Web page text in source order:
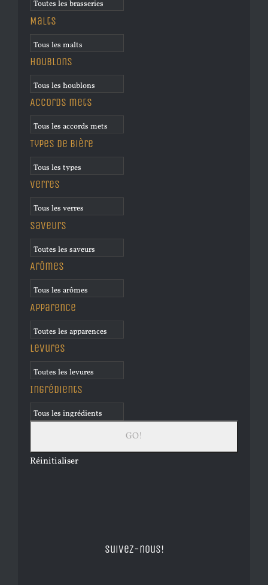
Malts
Houblons
Accords mets
Types de bière
Verres
Saveurs
Arômes
Apparence
Levures
Ingrédients
Réinitialiser
Suivez-nous!